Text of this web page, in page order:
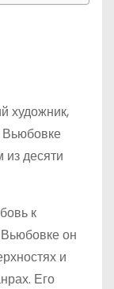
художник,
Вьюбовке
десяти
к
он
и
Его